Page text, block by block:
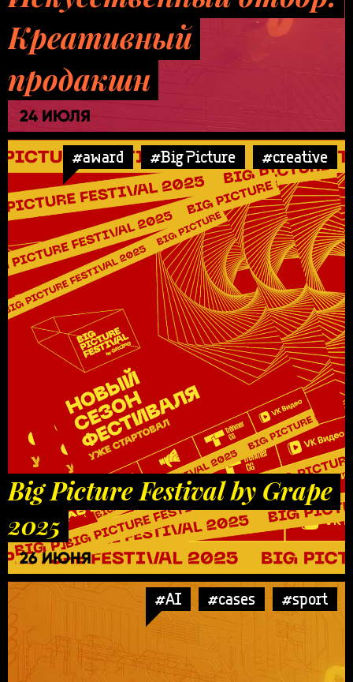
Креативный
продакшн
24 ИЮЛЯ
#award #Big Picture #creative
Big Picture Festival by Grape
2025
26 ИЮНЯ
#AI #cases #sport